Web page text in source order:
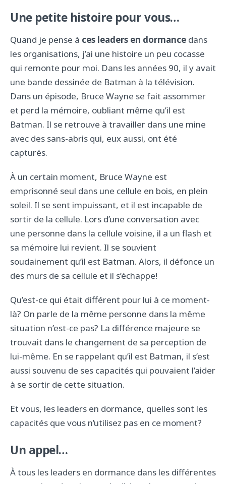
Une petite histoire pour vous…
Quand je pense à ces leaders en dormance dans
les organisations, j’ai une histoire un peu cocasse
qui remonte pour moi. Dans les années 90, il y avait
une bande dessinée de Batman à la télévision.
Dans un épisode, Bruce Wayne se fait assommer
et perd la mémoire, oubliant même qu’il est
Batman. Il se retrouve à travailler dans une mine
avec des sans-abris qui, eux aussi, ont été
capturés.
À un certain moment, Bruce Wayne est
emprisonné seul dans une cellule en bois, en plein
soleil. Il se sent impuissant, et il est incapable de
sortir de la cellule. Lors d’une conversation avec
une personne dans la cellule voisine, il a un flash et
sa mémoire lui revient. Il se souvient
soudainement qu’il est Batman. Alors, il défonce un
des murs de sa cellule et il s’échappe!
Qu’est-ce qui était différent pour lui à ce moment-
là? On parle de la même personne dans la même
situation n’est-ce pas? La différence majeure se
trouvait dans le changement de sa perception de
lui-même. En se rappelant qu’il est Batman, il s’est
aussi souvenu de ses capacités qui pouvaient l’aider
à se sortir de cette situation.
Et vous, les leaders en dormance, quelles sont les
capacités que vous n’utilisez pas en ce moment?
Un appel…
À tous les leaders en dormance dans les différentes